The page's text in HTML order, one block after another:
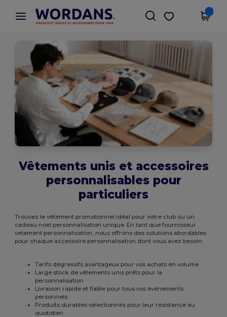
× Appli Wordans
Meilleurs prix sur l’app !
Obtenir l'appli
Vêtements unis et accessoires
personnalisables pour
particuliers
Trouvez le vêtement promotionnel idéal pour votre club ou un
cadeau noel personnalisation unique. En tant que fournisseur
vetement personnalisation, nous offrons des solutions abordables
pour chaque accessoire personnalisation dont vous avez besoin.
Tarifs dégressifs avantageux pour vos achats en volume
Large stock de vêtements unis prêts pour la
personnalisation
Livraison rapide et fiable pour tous vos événements
personnels
Produits durables sélectionnés pour leur résistance au
quotidien